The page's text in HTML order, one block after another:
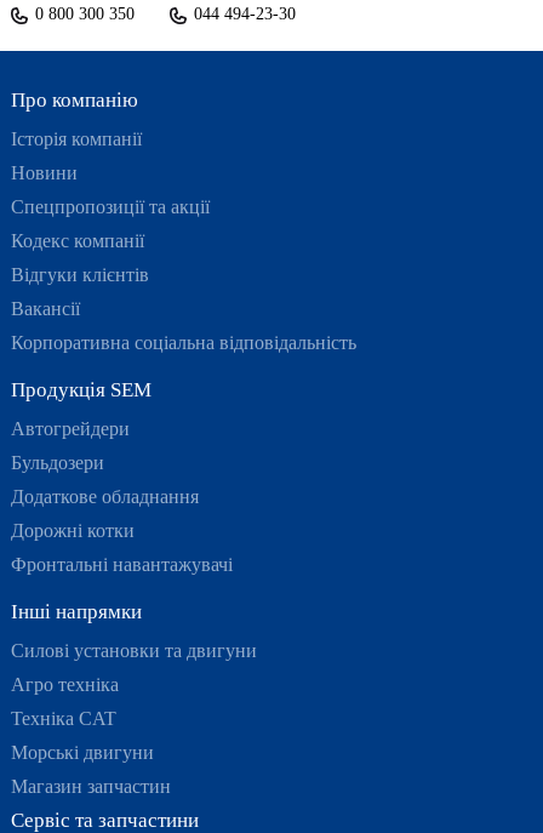
0 800 300 350
044 494-23-30
Про компанію
Історія компанії
Новини
Спецпропозиції та акції
Кодекс компанії
Відгуки клієнтів
Вакансії
Корпоративна соціальна відповідальність
Продукція SEM
Автогрейдери
Бульдозери
Додаткове обладнання
Дорожні котки
Фронтальні навантажувачі
Інші напрямки
Силові установки та двигуни
Агро техніка
Техніка CAT
Морські двигуни
Магазин запчастин
Сервіс та запчастини